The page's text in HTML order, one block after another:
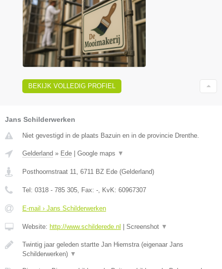
BEKIJK VOLLEDIG PROFIEL
Jans Schilderwerken
Niet gevestigd in de plaats Bazuin en in de provincie Drenthe.
Gelderland » Ede | Google maps ▼
Posthoornstraat 11 6711 BZ Ede (Gelderland)
Tel: 0318 - 785 305 , Fax: - , KvK: 60967307
E-mail › Jans Schilderwerken
Website: http://www.schilderede.nl | Screenshot ▼
Twintig jaar geleden startte Jan Hiemstra (eigenaar Jans
Schilderwerken) ▼